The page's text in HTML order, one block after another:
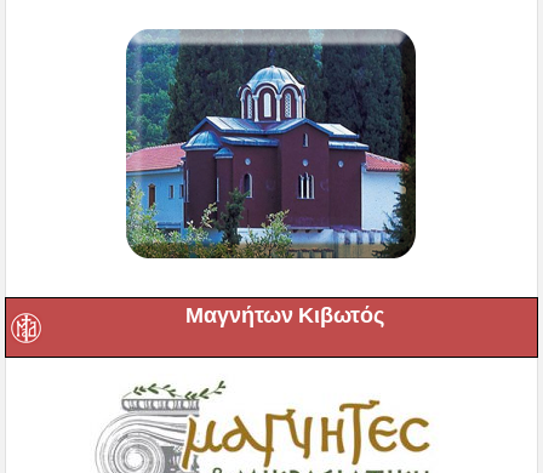
Μαγνήτων Κιβωτός